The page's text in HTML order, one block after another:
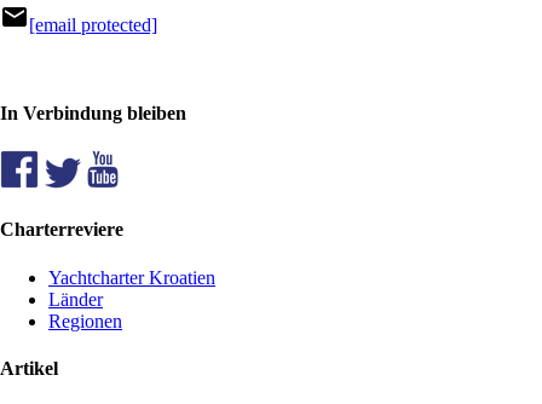
mail[email protected]
In Verbindung bleiben
Charterreviere
Yachtcharter Kroatien
Länder
Regionen
Artikel